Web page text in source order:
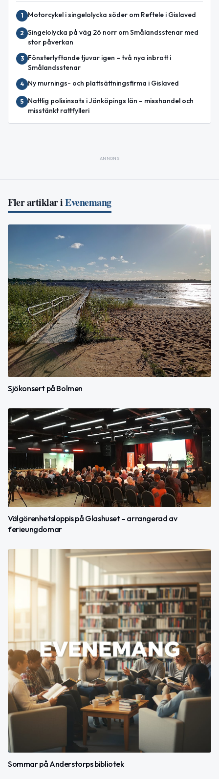
1 Motorcykel i singelolycka söder om Reftele i Gislaved
2 Singelolycka på väg 26 norr om Smålandsstenar med
stor påverkan
3
Fönsterlyftande tjuvar igen – två nya inbrott i
Smålandsstenar
4 Ny murnings- och plattsättningsfirma i Gislaved
5
Nattlig polisinsats i Jönköpings län – misshandel och
misstänkt rattfylleri
ANNONS
Fler artiklar iEvenemang
Sjökonsert på Bolmen
Välgörenhetsloppis på Glashuset – arrangerad av
ferieungdomar
Sommar på Anderstorps bibliotek